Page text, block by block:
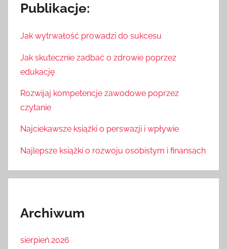
Publikacje:
Jak wytrwałość prowadzi do sukcesu
Jak skutecznie zadbać o zdrowie poprzez
edukację
Rozwijaj kompetencje zawodowe poprzez
czytanie
Najciekawsze książki o perswazji i wpływie
Najlepsze książki o rozwoju osobistym i finansach
Archiwum
sierpień 2026